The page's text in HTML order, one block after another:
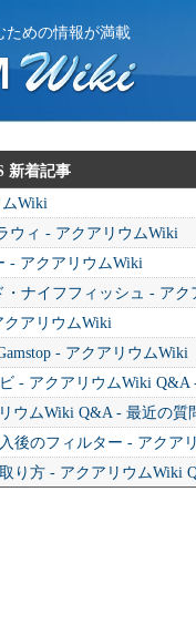
ための情報が満載
新着記事
ムWiki
ウィ - アクアリウムWiki
- アクアリウムWiki
・ナイフフィッシュ - アク
アリウムWiki
- アクアリウムWiki
- アクアリウムWiki Q&A
ウムWiki Q&A - 最近の質
後のフィルター - アクア
り方 - アクアリウムWiki